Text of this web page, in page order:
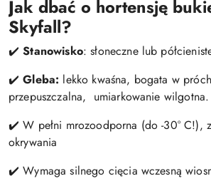
Jak dbać o hortensję
Skyfall?
✔️Stanowisko: słoneczne lub
✔️Gleba: lekko kwaśna, bogata w
przepuszczalna, umiarkowanie wilgotna.
✔️ W pełni mrozoodporna (do -30° C!),
okrywania
✔️ Wymaga silnego cięcia wczesną